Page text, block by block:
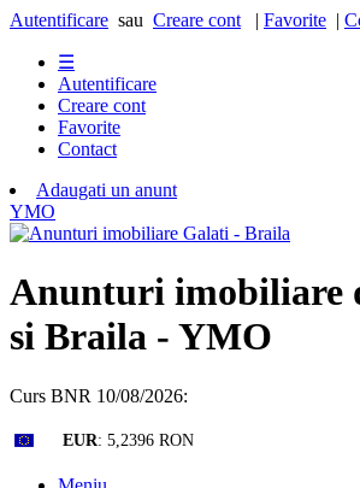
Autentificare sau Creare cont | Favorite |
☰
Autentificare
Creare cont
Favorite
Contact
Adaugati un anunt
YMO
Anunturi imobiliare
si Braila - YMO
Curs BNR 10/08/2026:
EUR: 5,2396 RON